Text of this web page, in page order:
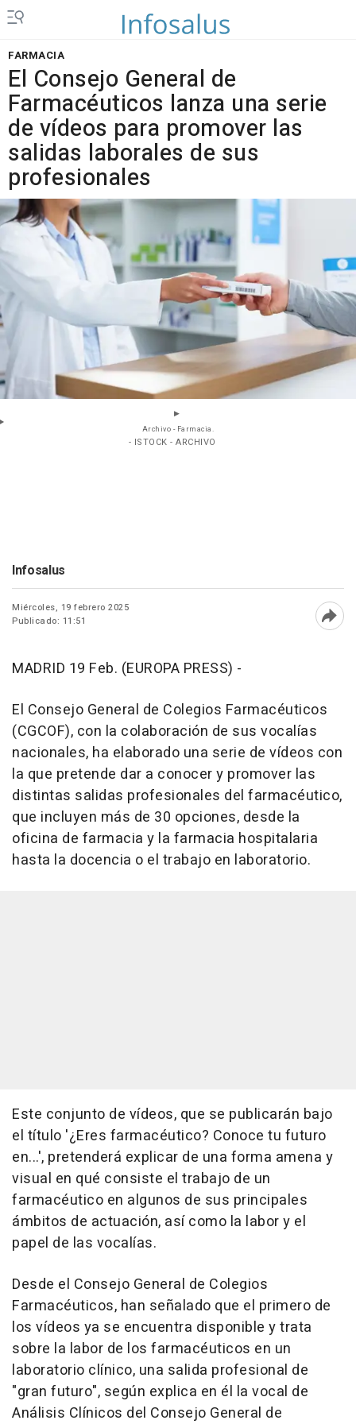
FARMACIA
El Consejo General de
Farmacéuticos lanza una serie
de vídeos para promover las
salidas laborales de sus
profesionales
Archivo - Farmacia.
- ISTOCK - ARCHIVO
Infosalus
Miércoles, 19 febrero 2025
Publicado: 11:51
MADRID 19 Feb. (EUROPA PRESS) -
El Consejo General de Colegios Farmacéuticos
(CGCOF), con la colaboración de sus vocalías
nacionales, ha elaborado una serie de vídeos con
la que pretende dar a conocer y promover las
distintas salidas profesionales del farmacéutico,
que incluyen más de 30 opciones, desde la
oficina de farmacia y la farmacia hospitalaria
hasta la docencia o el trabajo en laboratorio.
Este conjunto de vídeos, que se publicarán bajo
el título '¿Eres farmacéutico? Conoce tu futuro
en...', pretenderá explicar de una forma amena y
visual en qué consiste el trabajo de un
farmacéutico en algunos de sus principales
ámbitos de actuación, así como la labor y el
papel de las vocalías.
Desde el Consejo General de Colegios
Farmacéuticos, han señalado que el primero de
los vídeos ya se encuentra disponible y trata
sobre la labor de los farmacéuticos en un
laboratorio clínico, una salida profesional de
"gran futuro", según explica en él la vocal de
Análisis Clínicos del Consejo General de